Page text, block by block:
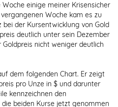
einige meiner Krisensicher
Woche kam es zu
der Kursentwicklung von Gold
deutlich unter sein Dezember
nicht weniger deutlich
dem folgenden Chart. Er zeigt
pro Unze in $ und darunter
kennzeichnen den
beiden Kurse jetzt genommen